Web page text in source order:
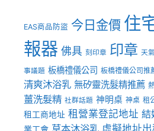
EAS商品防盜 今日金價 住
報器 佛具 刻印章 印章 天
事議題 板橋禮儀公司 板橋禮儀公司推
清爽沐浴乳 無矽靈洗髮精推薦
薑洗髮精 社群話題 神明桌 神桌 租
租工商地址 租營業登記地址 結
業工會 草本沐浴乳 虛擬地址出